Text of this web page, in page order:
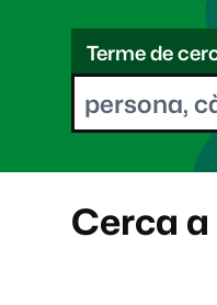
C
eTerme de
Cerca